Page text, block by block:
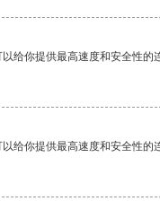
给你提供最高速度和安全性的
给你提供最高速度和安全性的